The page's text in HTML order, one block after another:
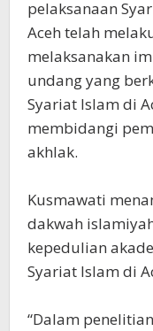
pelaksanaan
Aceh telah
melaksanakan
undang yang
Syariat Islam di
membidangi
akhlak.
Kusmawati
dakwah
kepedulian
Syariat Islam di
“Dalam